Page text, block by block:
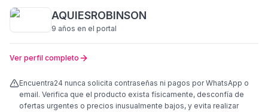
AQUIESROBINSON
9 años en el portal
Ver perfil completo
Encuentra24 nunca solicita contraseñas ni pagos por WhatsApp o
email. Verifica que el producto exista físicamente, desconfía de
ofertas urgentes o precios inusualmente bajos, y evita realizar